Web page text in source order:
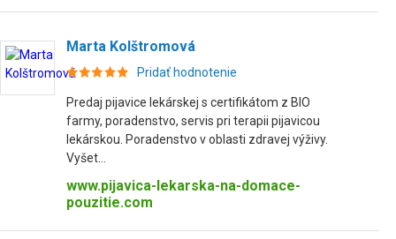
Marta Kolštromová
Pridať hodnotenie
Predaj pijavice lekárskej s certifikátom z BIO
farmy, poradenstvo, servis pri terapii pijavicou
lekárskou. Poradenstvo v oblasti zdravej výživy.
Vyšet...
www.pijavica-lekarska-na-domace-
pouzitie.com